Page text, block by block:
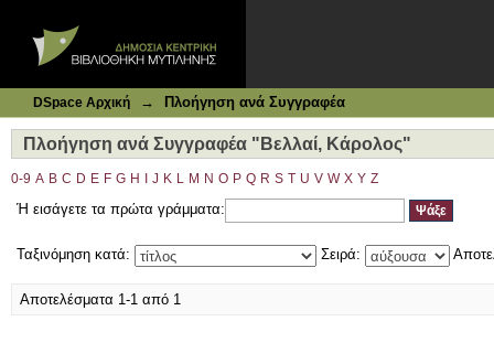
DSpace Αρχική → Πλοήγηση ανά Συγγραφέα
Πλοήγηση ανά Συγγραφέα "Βελλαί, Κάρολος"
0-9 A B C D E F G H J K L M N O P Q R S T U V W X Y Z
Ή εισάγετε τα πρώτα γράμματα:
Ταξινόμηση κατά: Σειρά:
Αποτελέσματα 1-1 από 1